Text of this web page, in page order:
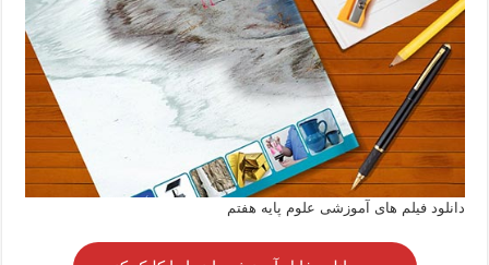
دانلود فیلم های آموزشی علوم پایه هفتم